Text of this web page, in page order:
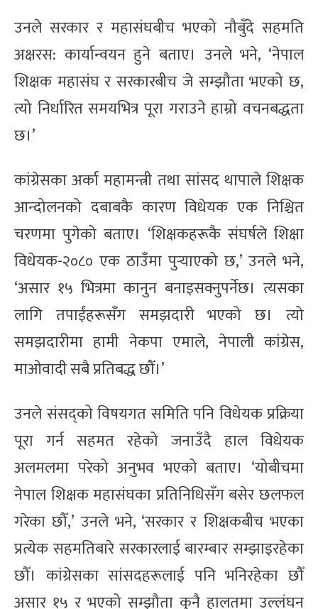
उनले सरकार र महासंघबीच भएको नौबुँदे सहमति
अक्षरस: कार्यान्वयन हुने बताए। उनले भने, ‘नेपाल
शिक्षक महासंघ र सरकारबीच जे सम्झौता भएको छ,
त्यो निर्धारित समयभित्र पूरा गराउने हाम्रो वचनबद्धता
छ।’
कांग्रेसका अर्का महामन्त्री तथा सांसद थापाले शिक्षक
आन्दोलनको दबाबकै कारण विधेयक एक निश्चित
चरणमा पुगेको बताए। ‘शिक्षकहरूकै संघर्षले शिक्षा
विधेयक-२०८० एक ठाउँमा पुर्‍याएको छ,’ उनले भने,
‘असार १५ भित्रमा कानुन बनाइसक्नुपर्नेछ। त्यसका
लागि तपाईंहरूसँग समझदारी भएको छ। त्यो
समझदारीमा हामी नेकपा एमाले, नेपाली कांग्रेस,
माओवादी सबै प्रतिबद्ध छौँ।’
उनले संसद्को विषयगत समिति पनि विधेयक प्रक्रिया
पूरा गर्न सहमत रहेको जनाउँदै हाल विधेयक
अलमलमा परेको अनुभव भएको बताए। ‘योबीचमा
नेपाल शिक्षक महासंघका प्रतिनिधिसँग बसेर छलफल
गरेका छौँ,’ उनले भने, ‘सरकार र शिक्षकबीच भएका
प्रत्येक सहमतिबारे सरकारलाई बारम्बार सम्झाइरहेका
छौँ। कांग्रेसका सांसदहरूलाई पनि भनिरहेका छौँ
असार १५ र भएको सम्झौता कुनै हालतमा उल्लंघन